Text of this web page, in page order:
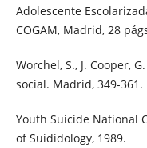
Adolescente
COGAM, Madrid, 28
Worchel, S., J. Cooper,
social. Madrid, 349-361.
Youth Suicide National
of Suididology, 1989.